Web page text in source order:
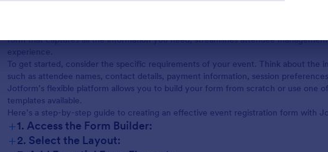
form that captures all the information you need, streamlines attendee
experience.
To get started, consider the specific requirements of your event. Think about the
such as attendee names, contact details, payment information, session
Jotform’s flexible platform allows you to build your form from scratch or use one
templates available.
Here’s a step-by-step guide to creating an effective event registration form with
+1. Access the Form Builder:
+2. Select the Layout: